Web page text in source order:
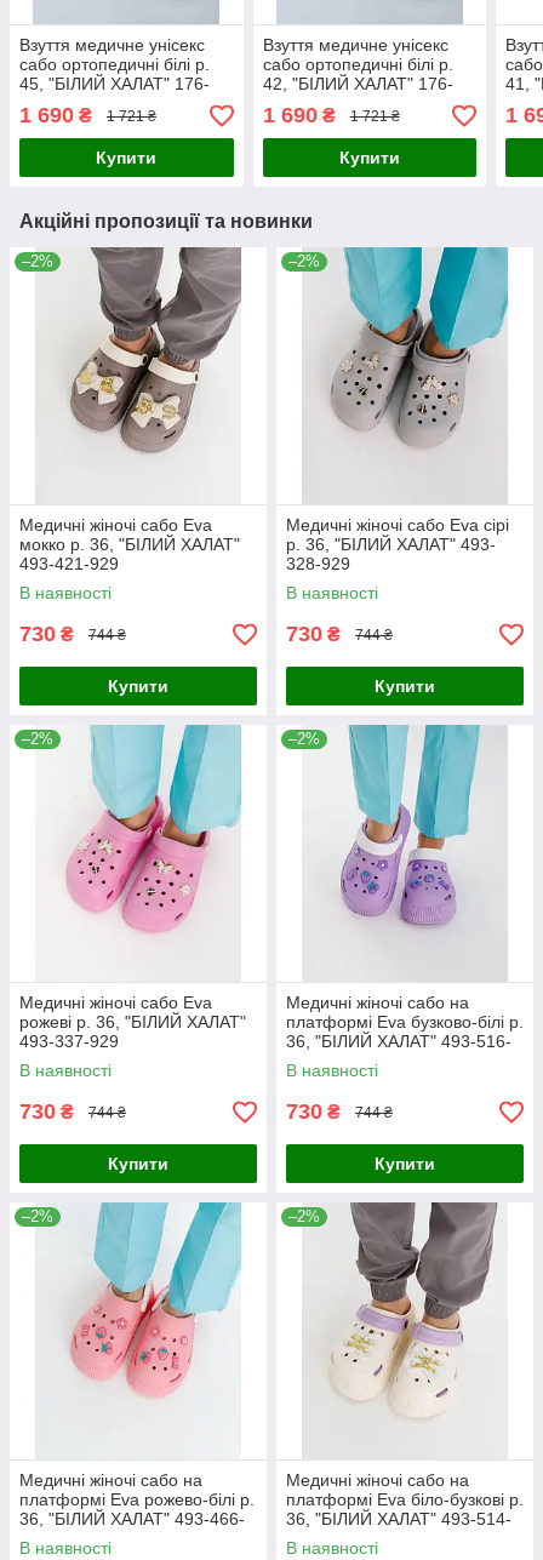
Взуття медичне унісекс
сабо ортопедичні білі р.
45, "БІЛИЙ ХАЛАТ" 176-
417-824
1 690 ₴ 1 721 ₴
Купити
Взуття медичне унісекс
сабо ортопедичні білі р.
42, "БІЛИЙ ХАЛАТ" 176-
417-824
1 690₴ 1 721 ₴
Купити
41,
1
Акційні пропозиції та новинки
–2%
Медичні жіночі сабо Eva
мокко р. 36, "БІЛИЙ ХАЛАТ"
493-421-929
В наявності
730 ₴ 744 ₴
Купити
–2%
Медичні жіночі сабо Eva сірі
р. 36, "БІЛИЙ ХАЛАТ" 493-
328-929
В наявності
730 ₴ 744 ₴
Купити
–2%
Медичні жіночі сабо Eva
рожеві р. 36, "БІЛИЙ ХАЛАТ"
493-337-929
В наявності
730 ₴ 744 ₴
Купити
–2%
Медичні жіночі сабо на
платформі Eva бузково-білі р.
36, "БІЛИЙ ХАЛАТ" 493-516-
929
В наявності
730 ₴ 744 ₴
Купити
–2%
Медичні жіночі сабо на
платформі Eva рожево-білі р.
36, "БІЛИЙ ХАЛАТ" 493-466-
929
В наявності
–2%
Медичні жіночі сабо на
платформі Eva біло-бузкові р.
36, "БІЛИЙ ХАЛАТ" 493-514-
929
В наявності